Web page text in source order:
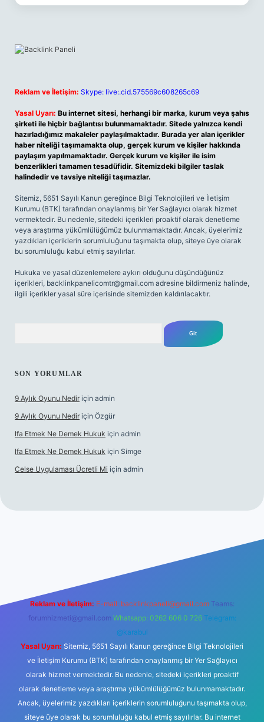
Reklam ve İletişim: Skype: live:.cid.575569c608265c69
Yasal Uyarı: Bu internet sitesi, herhangi bir marka, kurum veya şahıs
şirketi ile hiçbir bağlantısı bulunmamaktadır. Sitede yalnızca kendi
hazırladığımız makaleler paylaşılmaktadır. Burada yer alan içerikler
haber niteliği taşımamakta olup, gerçek kurum ve kişiler hakkında
paylaşım yapılmamaktadır. Gerçek kurum ve kişiler ile isim
benzerlikleri tamamen tesadüfidir. Sitemizdeki bilgiler taslak
halindedir ve tavsiye niteliği taşımazlar.
Sitemiz, 5651 Sayılı Kanun gereğince Bilgi Teknolojileri ve İletişim
Kurumu (BTK) tarafından onaylanmış bir Yer Sağlayıcı olarak hizmet
vermektedir. Bu nedenle, sitedeki içerikleri proaktif olarak denetleme
veya araştırma yükümlülüğümüz bulunmamaktadır. Ancak, üyelerimiz
yazdıkları içeriklerin sorumluluğunu taşımakta olup, siteye üye olarak
bu sorumluluğu kabul etmiş sayılırlar.
Hukuka ve yasal düzenlemelere aykırı olduğunu düşündüğünüz
içerikleri, backlinkpanelicomtr@gmail.com adresine bildirmeniz halinde,
ilgili içerikler yasal süre içerisinde sitemizden kaldırılacaktır.
SON YORUMLAR
9 Aylık Oyunu Nedir için admin
9 Aylık Oyunu Nedir için Özgür
Ifa Etmek Ne Demek Hukuk için admin
Ifa Etmek Ne Demek Hukuk için Simge
Celse Uygulaması Ücretli Mi için admin
Reklam ve İletişim: E-mail: backlinkpaneli@gmail.com Teams:
forumhizmeti@gmail.com Whatsapp: 0262 606 0 726 Telegram:
@karabul
Yasal Uyarı: Sitemiz, 5651 Sayılı Kanun gereğince Bilgi Teknolojileri
ve İletişim Kurumu (BTK) tarafından onaylanmış bir Yer Sağlayıcı
olarak hizmet vermektedir. Bu nedenle, sitedeki içerikleri proaktif
olarak denetleme veya araştırma yükümlülüğümüz bulunmamaktadır.
Ancak, üyelerimiz yazdıkları içeriklerin sorumluluğunu taşımakta olup,
siteye üye olarak bu sorumluluğu kabul etmiş sayılırlar. Bu internet